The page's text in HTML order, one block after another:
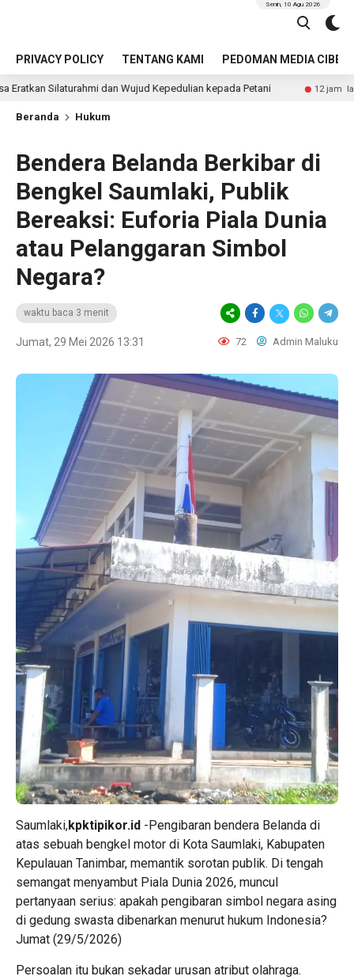
PRIVACY POLICY TENTANG KAMI PEDOMAN MEDIA CIBER
Senin, 10 Agu 2026
dan Wujud Kepedulian kepada Petani 12 jam lalu Seorang
Beranda Hukum
Bendera Belanda Berkibar di
Bengkel Saumlaki, Publik
Bereaksi: Euforia Piala Dunia
atau Pelanggaran Simbol
Negara?
waktu baca 3 menit
Jumat, 29 Mei 2026 13:31 72 Admin Maluku
Saumlaki,kpktipikor.id -Pengibaran bendera Belanda di
atas sebuah bengkel motor di Kota Saumlaki, Kabupaten
Kepulauan Tanimbar, memantik sorotan publik. Di tengah
semangat menyambut Piala Dunia 2026, muncul
pertanyaan serius: apakah pengibaran simbol negara asing
di gedung swasta dibenarkan menurut hukum Indonesia?
Jumat (29/5/2026)
Persoalan itu bukan sekadar urusan atribut olahraga.